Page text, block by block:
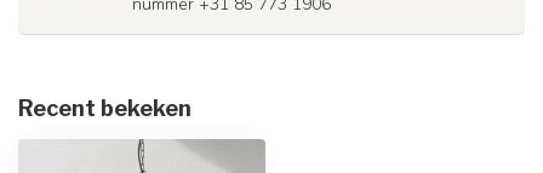
Recent bekeken